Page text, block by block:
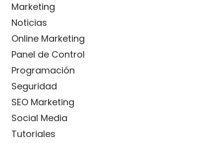
Marketing
Noticias
Online Marketing
Panel de Control
Programación
Seguridad
SEO Marketing
Social Media
Tutoriales